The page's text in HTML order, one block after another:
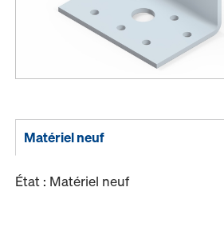
Matériel neuf
État : Matériel neuf